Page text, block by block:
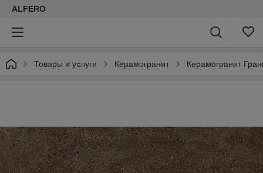
ALFERO
Товары и услуги Керамогранит Керамогранит